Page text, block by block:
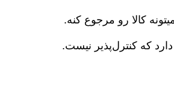
که کنترل‌پذیر نیست.